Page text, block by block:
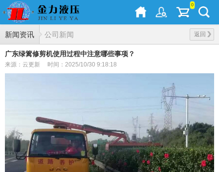
0
新闻资讯 返回
公司新闻
广东绿篱修剪机使用过程中注意哪些事项？
来源：云更新 时间：2025/10/30 9:18:18